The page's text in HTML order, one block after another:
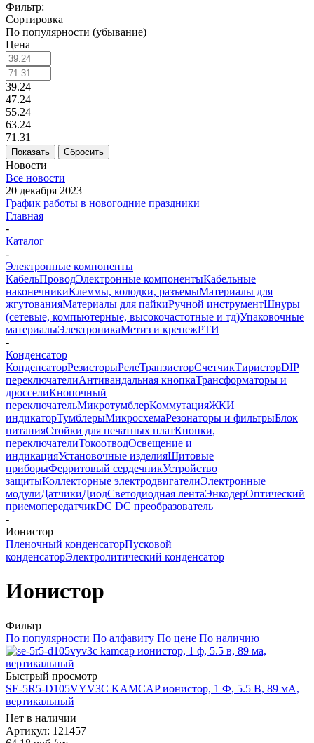
Фильтр:
Сортировка
По популярности (убывание)
Цена
39.24
47.24
55.24
63.24
71.31
Показать Сбросить
Новости
Все новости
20 декабря 2023
График работы в новогодние праздники
Главная
-
Каталог
-
Электронные компоненты
КабельПроводЭлектронные компонентыКабельные
наконечникиКлеммы, колодки, разъемыМатериалы для
жгутованияМатериалы для пайкиРучной инструментШнуры
(сетевые, компьютерные, высокочастотные и тд)Упаковочные
материалыЭлектроникаМетиз и крепежРТИ
-
Конденсатор
КонденсаторРезисторыРелеТранзисторСчетчикТиристорDIP
переключателиАнтивандальная кнопкаТрансформаторы и
дросселиКнопочный
переключательМикротумблерКоммутацияЖКИ
индикаторТумблерыМикросхемаРезонаторы и фильтрыБлок
питанияСтойки для печатных платКнопки,
переключателиТокоотводОсвещение и
индикацияУстановочные изделияЩитовые
приборыФерритовый сердечникУстройство
защитыКоллекторные электродвигателиЭлектронные
модулиДатчикиДиодСветодиодная лентаЭнкодерОптический
приемопередатчикDC DC преобразователь
-
Ионистор
Пленочный конденсаторПусковой
конденсаторЭлектролитический конденсатор
Ионистор
Фильтр
По популярности По алфавиту По цене По наличию
Быстрый просмотр
SE-5R5-D105VYV3C KAMCAP ионистор, 1 Ф, 5.5 В, 89 мА,
вертикальный
Нет в наличии
Артикул: 121457